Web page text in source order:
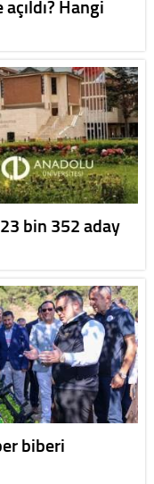
Hangi
bin 352 aday
biberi